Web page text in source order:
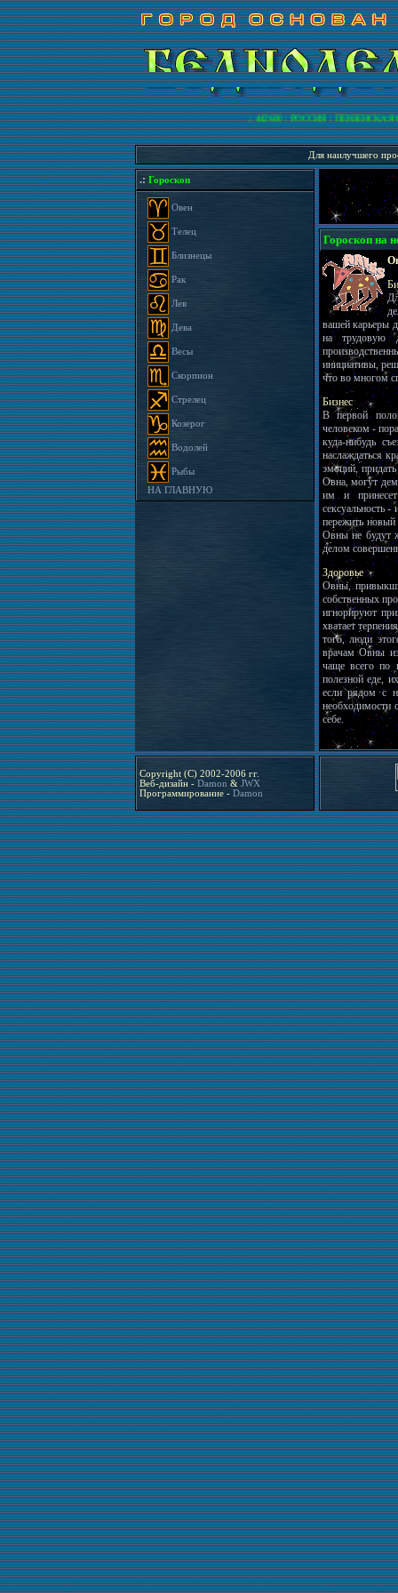
.: 442600 : РОССИЯ : ПЕНЗЕНСКАЯ
Для наилучшего
.: Гороскоп
Овен
Телец
Близнецы
Рак
Лев
Дева
Весы
Скорпион
Стрелец
Козерог
Водолей
Рыбы
НА ГЛАВНУЮ
Гороскоп на
вашей карьеры
на трудовую
инициативы,
что во многом
Бизнес
В первой
человеком -
куда-нибудь
наслаждаться
эмоций,
Овна, могут
им и
сексуальность
пережить
Овны не будут
делом
Здоровье
Овны,
собственных
игнорируют
хватает
того, люди
врачам Овны
чаще всего по
полезной еде,
если рядом с
необходимости
себе.
Copyright (C) 2002-2006 гг.
Веб-дизайн - Damon & JWX
Программирование - Damon